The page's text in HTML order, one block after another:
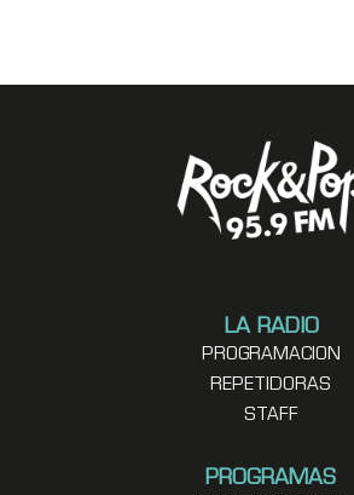
LA RADIO
PROGRAMACION
REPETIDORAS
STAFF
PROGRAMAS